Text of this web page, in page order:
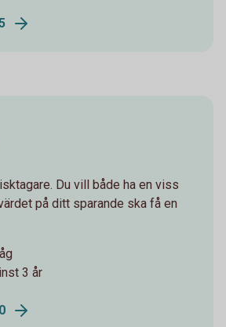
Du vill både ha en viss
på ditt sparande ska få en
3 år